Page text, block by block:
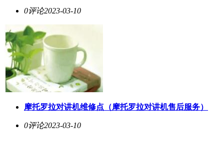
0评论2023-03-10
摩托罗拉对讲机维修点（摩托罗拉对讲机售后服务）
0评论2023-03-10